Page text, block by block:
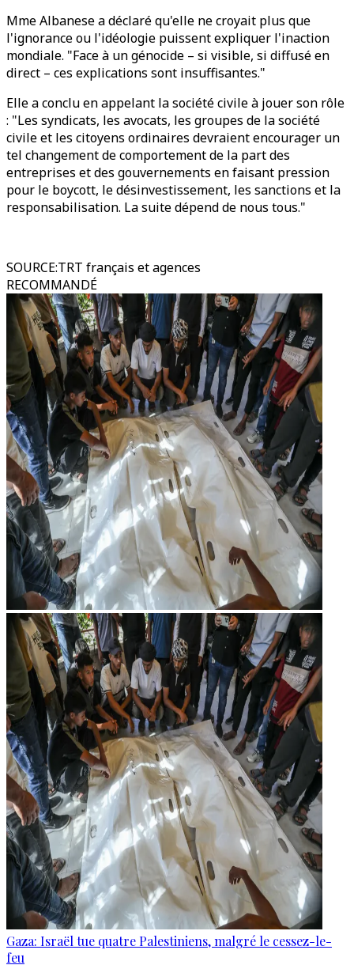
Mme Albanese a déclaré qu'elle ne croyait plus que
l'ignorance ou l'idéologie puissent expliquer l'inaction
mondiale. "Face à un génocide – si visible, si diffusé en
direct – ces explications sont insuffisantes."
Elle a conclu en appelant la société civile à jouer son rôle
: "Les syndicats, les avocats, les groupes de la société
civile et les citoyens ordinaires devraient encourager un
tel changement de comportement de la part des
entreprises et des gouvernements en faisant pression
pour le boycott, le désinvestissement, les sanctions et la
responsabilisation. La suite dépend de nous tous."
SOURCE:TRT français et agences
RECOMMANDÉ
Gaza: Israël tue quatre Palestiniens, malgré le cessez-le-
feu